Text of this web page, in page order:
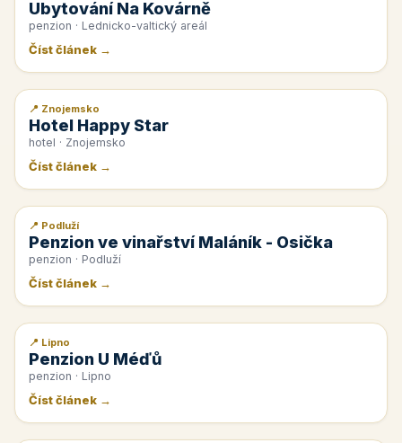
Ubytování Na Kovárně
penzion · Lednicko-valtický areál
Číst článek →
📰 PR článek
📍 Znojemsko
Hotel Happy Star
hotel · Znojemsko
Číst článek →
📰 PR článek
📍 Podluží
Penzion ve vinařství Maláník - Osička
penzion · Podluží
Číst článek →
📰 PR článek
📍 Lipno
Penzion U Méďů
penzion · Lipno
Číst článek →